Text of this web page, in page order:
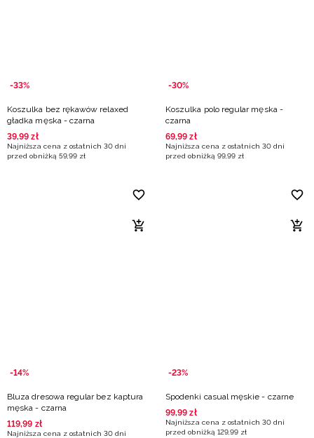
-33%
Koszulka bez rękawów relaxed
gładka męska - czarna
39,99 zł
Najniższa cena z ostatnich 30 dni
przed obniżką 59,99 zł
-30%
Koszulka polo regular męska -
czarna
69,99 zł
Najniższa cena z ostatnich 30 dni
przed obniżką 99,99 zł
-14%
Bluza dresowa regular bez kaptura
męska - czarna
119,99 zł
Najniższa cena z ostatnich 30 dni
-23%
Spodenki casual męskie - czarne
99,99 zł
Najniższa cena z ostatnich 30 dni
przed obniżką 129,99 zł
Słowacki / EUR
Ukraiński / UAH